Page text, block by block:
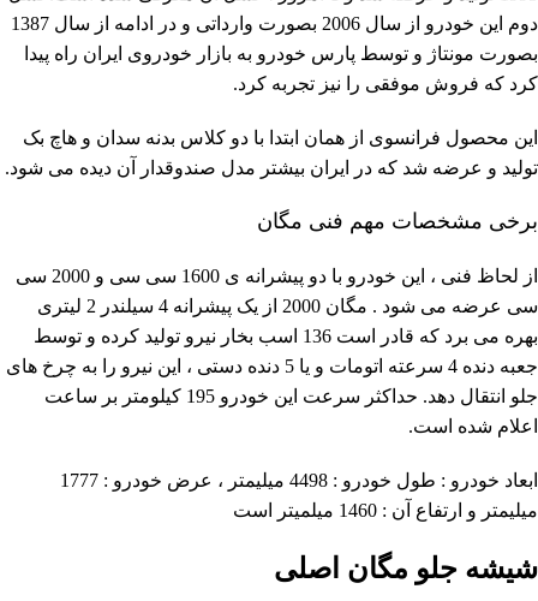
دوم این خودرو از سال 2006 بصورت وارداتی و در ادامه از سال 1387
بصورت مونتاژ و توسط پارس خودرو به بازار خودروی ایران راه پیدا
کرد که فروش موفقی را نیز تجربه کرد.
این محصول فرانسوی از همان ابتدا با دو کلاس بدنه سدان و هاچ بک
تولید و عرضه شد که در ایران بیشتر مدل صندوقدار آن دیده می شود.
برخی مشخصات مهم فنی مگان
از لحاظ فنی ، این خودرو با دو پیشرانه ی 1600 سی سی و 2000 سی
سی عرضه می شود . مگان 2000 از یک پیشرانه 4 سیلندر 2 لیتری
بهره می برد که قادر است 136 اسب بخار نیرو تولید کرده و توسط
جعبه دنده 4 سرعته اتومات و یا 5 دنده دستی ، این نیرو را به چرخ های
جلو انتقال دهد. حداکثر سرعت این خودرو 195 کیلومتر بر ساعت
اعلام شده است.
ابعاد خودرو : طول خودرو : 4498 میلیمتر ، عرض خودرو : 1777
میلیمتر و ارتفاع آن : 1460 میلمیتر است
شیشه جلو مگان اصلی